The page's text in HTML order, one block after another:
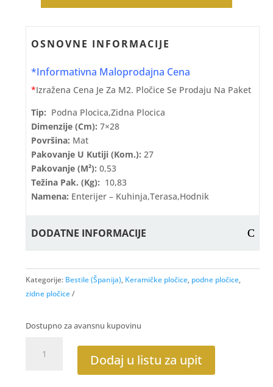
OSNOVNE INFORMACIJE
*Informativna Maloprodajna Cena
*Izražena Cena Je Za M2. Pločice Se Prodaju Na Paket
Tip: Podna Plocica,zidna Plocica
Dimenzije (cm): 7×28
Površina: Mat
Pakovanje U Kutiji (kom.):27
Pakovanje (m²): 0,53
Težina Pak. (kg): 10,83
Namena: Enterijer – Kuhinja,terasa,hodnik
DODATNE INFORMACIJE
Kategorije: Bestile (Španija), Keramičke pločice, podne pločice,
zidne pločice
Dostupno za avansnu kupovinu
Umbral
Dodaj u listu za upit